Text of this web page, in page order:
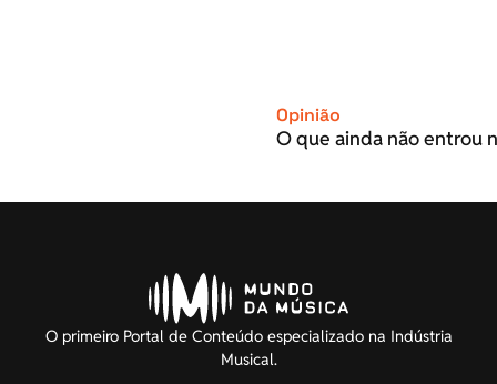
Opinião
O que ainda não entrou
O primeiro Portal de Conteúdo especializado na Indústria
Musical.